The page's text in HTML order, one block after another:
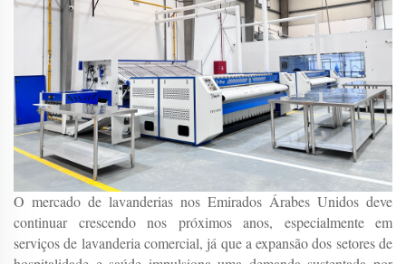
O mercado de lavanderias nos Emirados Árabes Unidos deve
continuar crescendo nos próximos anos, especialmente em
serviços de lavanderia comercial, já que a expansão dos setores de